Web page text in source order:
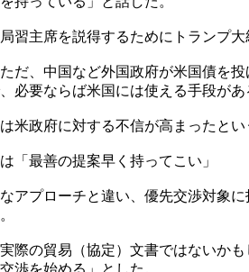
習主席を説得するためにトランプ
だ、中国など外国政府が米国債を
必要ならば米国には使える手段があ
米政府に対する不信が高まったと
「最善の提案早く持ってこい」
アプローチと違い、優先交渉対象
際の貿易（協定）文書ではないか
渉を始める」とした。